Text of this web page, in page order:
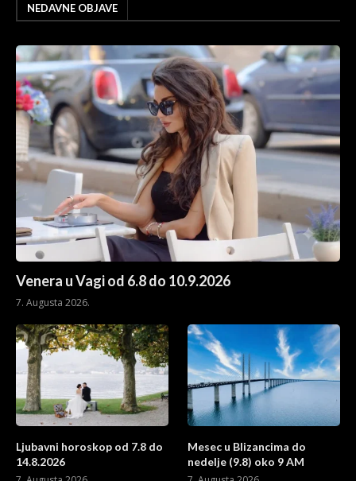
NEDAVNE OBJAVE
Venera u Vagi od 6.8 do 10.9.2026
7. Augusta 2026.
Ljubavni horoskop od 7.8 do
14.8.2026
Mesec u Blizancima do
nedelje (9.8) oko 9 AM